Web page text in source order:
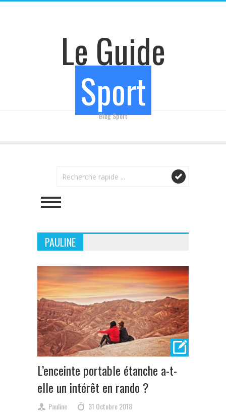
Le Guide
Sport
Blog Sport
PAULINE
L’enceinte portable étanche a-t-
elle un intérêt en rando ?
Pauline 31 Octobre 2018